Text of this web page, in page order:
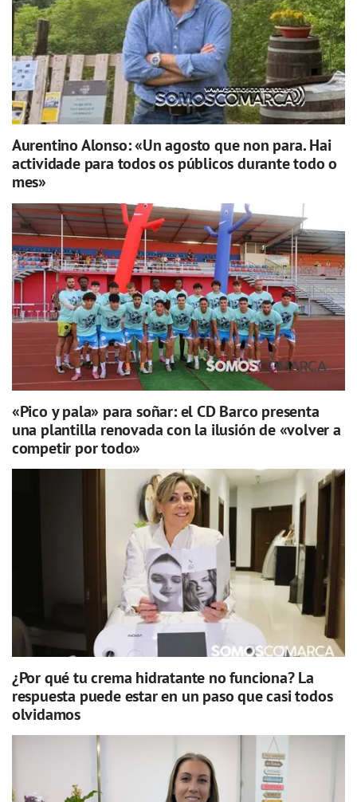
Aurentino Alonso: «Un agosto que non para. Hai
actividade para todos os públicos durante todo o
mes»
«Pico y pala» para soñar: el CD Barco presenta
una plantilla renovada con la ilusión de «volver a
competir por todo»
¿Por qué tu crema hidratante no funciona? La
respuesta puede estar en un paso que casi todos
olvidamos